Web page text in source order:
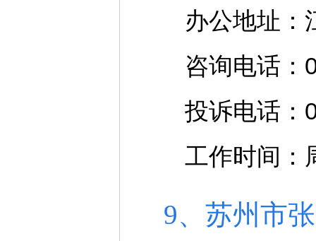
办公地址：
咨询电话：
投诉电话：
工作时间：
9、苏州市